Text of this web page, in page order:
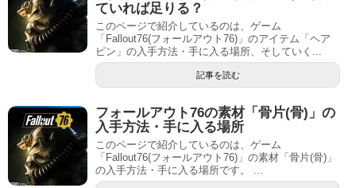
ていれば足りる？
このページで紹介しているのは、ゲーム
「Fallout76(フォールアウト76)」のアイテム「ヘア
ピン」の入手方法・手に入る場所、そしていく...
記事を読む
フォールアウト76の素材「骨片(骨)」の
入手方法・手に入る場所
このページで紹介しているのは、ゲーム
「Fallout76(フォールアウト76)」の素材「骨片(骨)」
の入手方法・手に入る場所です。 ...